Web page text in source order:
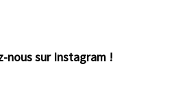
nous sur Instagram !